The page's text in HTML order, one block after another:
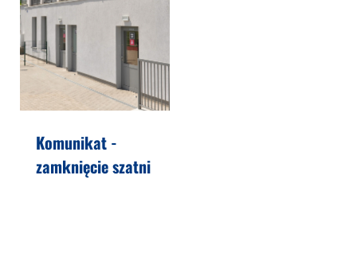
Komunikat -
zamknięcie szatni